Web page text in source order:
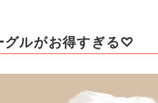
グルがお得すぎる♡